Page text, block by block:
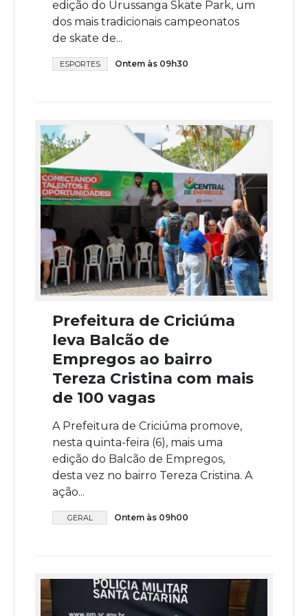
edição do Urussanga Skate Park, um
dos mais tradicionais campeonatos
de skate de...
ESPORTES Ontem às 09h30
Prefeitura de Criciúma
leva Balcão de
Empregos ao bairro
Tereza Cristina com mais
de 100 vagas
A Prefeitura de Criciúma promove,
nesta quinta-feira (6), mais uma
edição do Balcão de Empregos,
desta vez no bairro Tereza Cristina. A
ação...
GERAL Ontem às 09h00